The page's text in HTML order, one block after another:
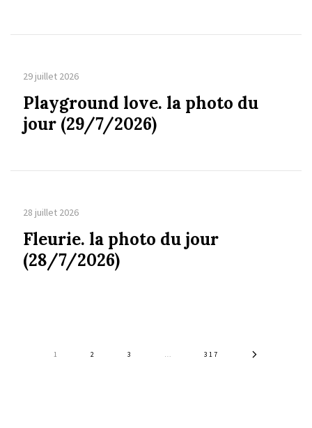
29 juillet 2026
Playground love. la photo du
jour (29/7/2026)
28 juillet 2026
Fleurie. la photo du jour
(28/7/2026)
1 2 3 … 317